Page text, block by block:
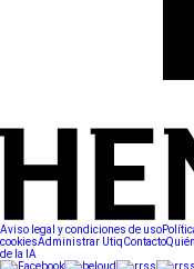
Aviso legal y condiciones de uso
cookiesAdministrar UtiqContacto
de la IA